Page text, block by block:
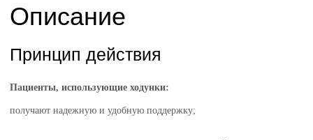
Описание
Принцип действия
Пациенты, использующие ходунки:
получают надежную и удобную поддержку;